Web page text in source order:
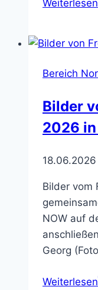
Weiterlesen
Bereich
Bilder
2026 in
18.06.2026
Bilder vom
NOW auf
Georg
Weiterlesen